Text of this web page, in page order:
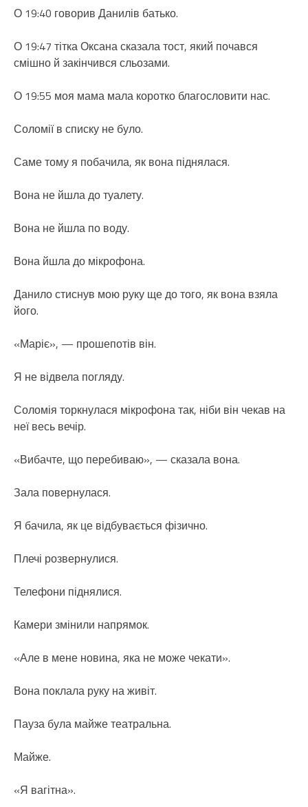
О 19:40 говорив Данилів батько.
О 19:47 тітка Оксана сказала тост, який почався
смішно й закінчився сльозами.
О 19:55 моя мама мала коротко благословити нас.
Соломії в списку не було.
Саме тому я побачила, як вона піднялася.
Вона не йшла до туалету.
Вона не йшла по воду.
Вона йшла до мікрофона.
Данило стиснув мою руку ще до того, як вона взяла
його.
«Маріє», — прошепотів він.
Я не відвела погляду.
Соломія торкнулася мікрофона так, ніби він чекав на
неї весь вечір.
«Вибачте, що перебиваю», — сказала вона.
Зала повернулася.
Я бачила, як це відбувається фізично.
Плечі розвернулися.
Телефони піднялися.
Камери змінили напрямок.
«Але в мене новина, яка не може чекати».
Вона поклала руку на живіт.
Пауза була майже театральна.
Майже.
«Я вагітна».